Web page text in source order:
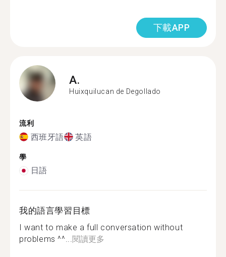
下載APP
A.
Huixquilucan de Degollado
流利
西班牙語 英語
學
日語
我的語言學習目標
I want to make a full conversation without
problems ^^...閱讀更多